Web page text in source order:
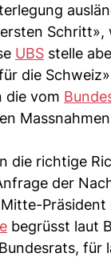
Schritt»,
UBS stelle
die
die vom
die richtige
der
begrüsst laut
für